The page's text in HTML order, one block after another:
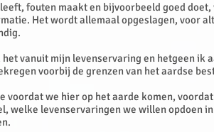
fouten maakt en bijvoorbeeld goed
Het wordt allemaal opgeslagen, voor
vanuit mijn levenservaring en hetgeen ik
voorbij de grenzen van het aardse
voordat we hier op het aarde komen,
welke levenservaringen we willen opdoen